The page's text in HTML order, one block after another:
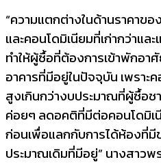
“ความแตกต่างในด้านราคาขอ
และคอนโดมิเนียมที่เก่ากว่าแล
ทำให้ผู้ซื้อที่ต้องการเข้าพักอาศั
อาคารที่มีอยู่ในปัจจุบัน เพราะ
สูงเกินกว่างบประมาณที่ผู้ซื้อช
ค่อยๆ ลดอคติที่มีต่อคอนโดมิเ
ก่อนเพื่อแลกกับการได้ห้องที่
ประมาณเดิมที่มีอยู่” นางสาวพ